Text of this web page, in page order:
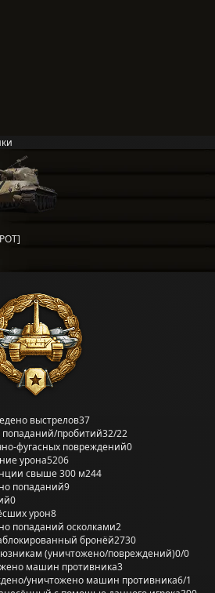
выстрелов37
пробитий32/22
фугасных повреждений0
урона5206
свыше 300 м244
попаданий9
0
урон8
попаданий осколками2
бронёй2730
(уничтожено/повреждений)0/0
машин противника3
уничтожено машин противника6/1